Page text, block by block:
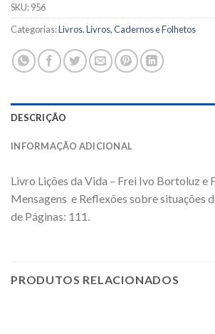
SKU:956
Categorias:Livros,Livros, Cadernos e Folhetos
DESCRIÇÃO
INFORMAÇÃO ADICIONAL
Livro Lições da Vida – Frei Ivo Bortoluz e
Mensagens e Reflexões sobre situações
de Páginas: 111.
PRODUTOS RELACIONADOS